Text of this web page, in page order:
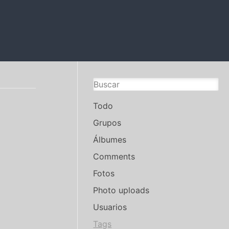
Todo
Grupos
Álbumes
Comments
Fotos
Photo uploads
Usuarios
Tags